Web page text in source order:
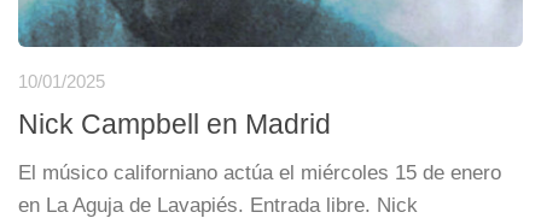
10/01/2025
Nick Campbell en Madrid
El músico californiano actúa el miércoles 15 de enero
en La Aguja de Lavapiés. Entrada libre. Nick